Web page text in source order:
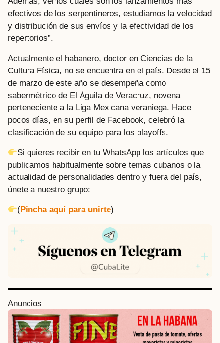
efectivos de los serpentineros, estudiamos la velocidad
y distribución de sus envíos y la efectividad de los
repertorios”.
Actualmente el habanero, doctor en Ciencias de la
Cultura Física, no se encuentra en el país. Desde el 15
de marzo de este año se desempeña como
sabermétrico de El Águila de Veracruz, novena
perteneciente a la Liga Mexicana veraniega. Hace
pocos días, en su perfil de Facebook, celebró la
clasificación de su equipo para los playoffs.
Si quieres recibir en tu WhatsApp los artículos que
publicamos habitualmente sobre temas cubanos o la
actualidad de personalidades dentro y fuera del país,
únete a nuestro grupo:
(Pincha aquí para unirte)
Anuncios
P
o
s